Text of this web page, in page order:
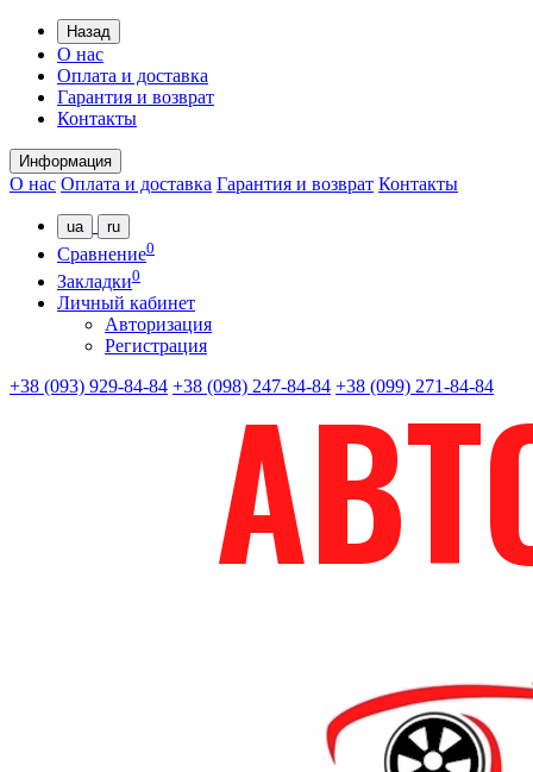
Назад
О нас
Оплата и доставка
Гарантия и возврат
Контакты
Информация
О нас Оплата и доставка Гарантия и возврат Контакты
ua ru
Сравнение0
Закладки0
Личный кабинет
Авторизация
Регистрация
+38 (093) 929-84-84 +38 (098) 247-84-84 +38 (099) 271-84-84